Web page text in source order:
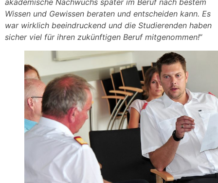
akademische Nachwuchs später im Beruf nach bestem
Wissen und Gewissen beraten und entscheiden kann. Es
war wirklich beeindruckend und die Studierenden haben
sicher viel für ihren zukünftigen Beruf mitgenommen!“